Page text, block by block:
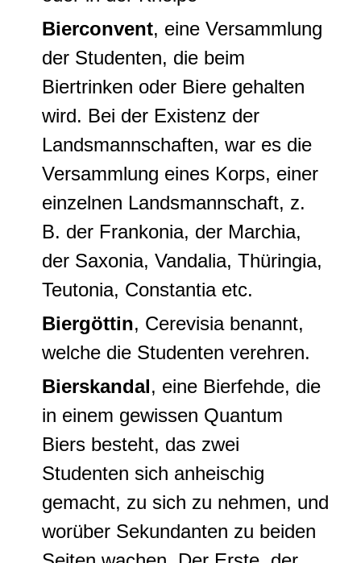
Bierconvent, eine Versammlung
der Studenten, die beim
Biertrinken oder Biere gehalten
wird. Bei der Existenz der
Landsmannschaften, war es die
Versammlung eines Korps, einer
einzelnen Landsmannschaft, z.
B. der Frankonia, der Marchia,
der Saxonia, Vandalia, Thüringia,
Teutonia, Constantia etc.
Biergöttin, Cerevisiabenannt,
welche die Studenten verehren.
Bierskandal, eine Bierfehde, die
in einem gewissen Quantum
Biers besteht, das zwei
Studenten sich anheischig
gemacht, zu sich zu nehmen, und
worüber Sekundanten zu beiden